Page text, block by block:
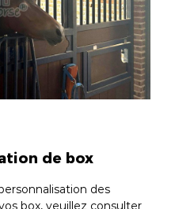
de box
des
box, veuillez consulter